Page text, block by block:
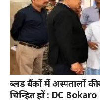
ब्लड बैंकों में अस्पतालों की
चिन्हित हों : DC Bokaro